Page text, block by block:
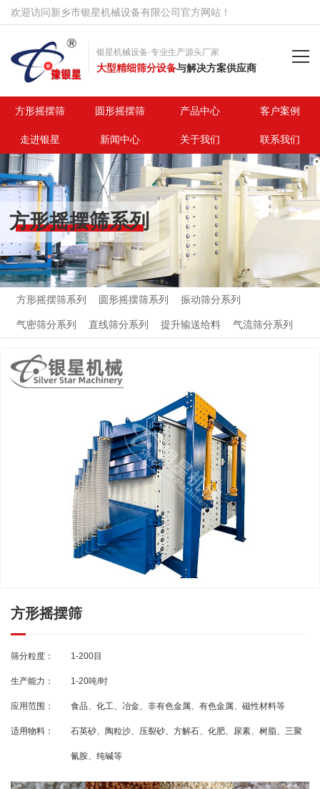
欢迎访问新乡市银星机械设备有限公司官方网站！
银星机械设备·专业生产源头厂家
大型精细筛分设备与解决方案供应商
首页
方形摇摆筛
圆形摇摆筛
产品中心
客户案例
走进银星
新闻中心
关于我们
方形摇摆筛 圆形摇摆筛 产品中心 客户案例
走进银星 新闻中心 关于我们 联系我们
方形摇摆筛系列
方形摇摆筛系列 圆形摇摆筛系列 振动筛分系列
气密筛分系列 直线筛分系列 提升输送给料 气流筛分系列
方形摇摆筛
筛分粒度： 1-200目
生产能力： 1-20吨/时
应用范围： 食品、化工、冶金、非有色金属、有色金属、磁性材料等
适用物料： 石英砂、陶粒沙、压裂砂、方解石、化肥、尿素、树脂、三聚
氰胺、纯碱等